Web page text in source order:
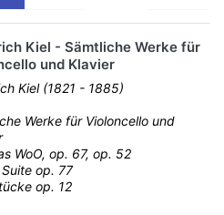
Kiel - Sämtliche Werke für
und Klavier
Kiel (1821 - 1885)
Werke für Violoncello und
WoO, op. 67, op. 52
op. 77
op. 12